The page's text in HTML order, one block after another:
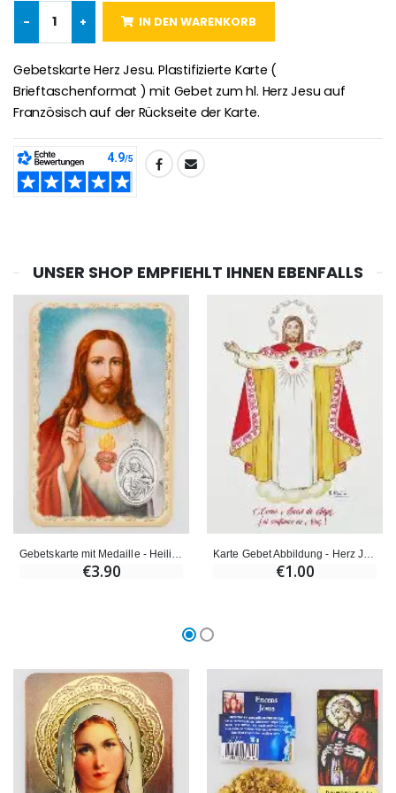
Novenen-Kerze für eine Heilung - 17.5cm
€4.90
6 Kerzen Farbe Weiss
€6.00
- + IN DEN WARENKORB
Gebetskarte Herz Jesu. Plastifizierte Karte (
Brieftaschenformat ) mit Gebet zum hl. Herz Jesu auf
Französisch auf der Rückseite der Karte.
TEILEN:
UNSER SHOP EMPFIEHLT IHNEN EBENFALLS
€3.90
Karte Gebet Abbildung - Herz Jesu
€1.00